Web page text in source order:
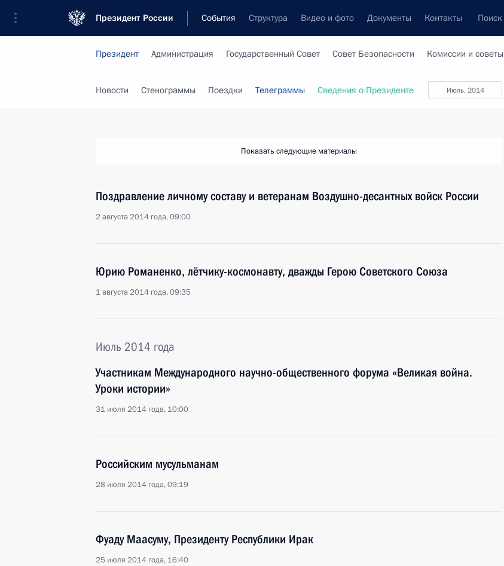
Президент России События Структура Видео и фото Документы Контакты Поиск
Президент Администрация Государственный Совет Совет Безопасности Комиссии и советы
июль, 2014
Новости Стенограммы Поездки Телеграммы Сведения о Президенте
Показать следующие материалы
Поздравление личному составу и ветеранам Воздушно-десантных войск России
2 августа 2014 года, 09:00
Юрию Романенко, лётчику-космонавту, дважды Герою Советского Союза
1 августа 2014 года, 09:35
Июль 2014 года
Участникам Международного научно-общественного форума «Великая война.
Уроки истории»
31 июля 2014 года, 10:00
Российским мусульманам
28 июля 2014 года, 09:19
Фуаду Маасуму, Президенту Республики Ирак
25 июля 2014 года, 16:40